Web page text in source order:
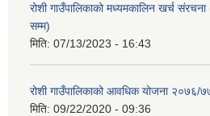
रोशी गाउँपालिकाको मध्यमकालिन खर्च
सम्म)
मिति: 07/13/2023 - 16:43
रोशी गाउँपालिकाको आवधिक योजना
मिति: 09/22/2020 - 09:36